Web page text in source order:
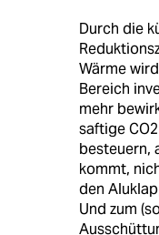
Durch die
Wärme
Bereich
mehr
saftige
besteuern,
kommt,
den
Und zum